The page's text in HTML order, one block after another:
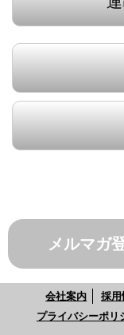
メルマガ
会社案内 採用
プライバシーポリ